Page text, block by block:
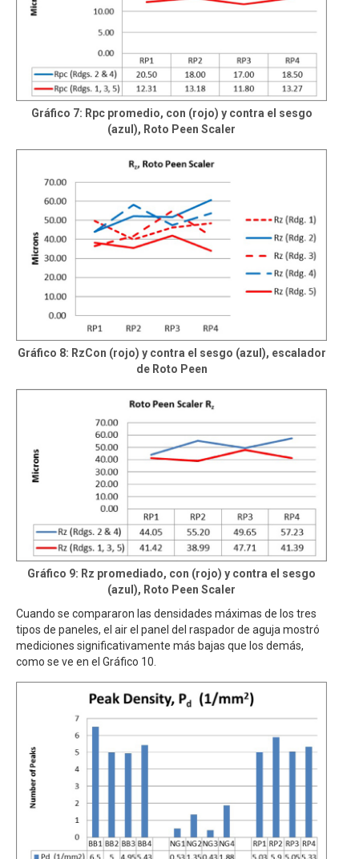
Gráfico 7: Rpc promedio, con (rojo) y contra el sesgo
(azul), Roto Peen Scaler
Gráfico 8: RzCon (rojo) y contra el sesgo (azul), escalador
de Roto Peen
Gráfico 9: Rz promediado, con (rojo) y contra el sesgo
(azul), Roto Peen Scaler
Cuando se compararon las densidades máximas de los tres
tipos de paneles, el air el panel del raspador de aguja mostró
mediciones significativamente más bajas que los demás,
como se ve en el Gráfico 10.